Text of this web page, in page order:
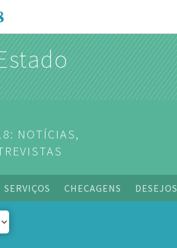
NOTÍCIAS,
SERVIÇOS CHECAGENS DESEJOS